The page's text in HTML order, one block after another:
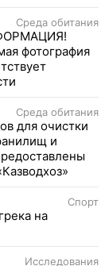
Среда обитания
фотография
Среда обитания
для очистки
и
Спорт
на
Исследования